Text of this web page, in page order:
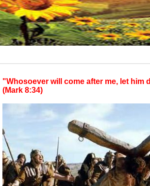
"Whosoever will come after me, let him
(Mark 8:34)